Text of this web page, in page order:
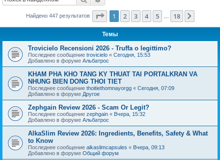
Найдено 447 результатов Страница из 18
1 2 3 4 5 18
Темы
Trovicielo Recensioni 2026 - Truffa o legittimo?
Последнее сообщение trovicielo « Сегодня, 15:53
Добавлено в форуме Альбатрос
KHAM PHA KHO TANG KY THUAT TAI PORTALKRAN VA
NHUNG BIEN DONG THOI TIET
Последнее сообщение thoitiethomnayorgg « Сегодня, 07:09
Добавлено в форуме Другое
Zephgain Review 2026 - Scam Or Legit?
Последнее сообщение zephgain « Вчера, 15:32
Добавлено в форуме Альбатрос
AlkaSlim Review 2026: Ingredients, Benefits, Safety & What
to Know
Последнее сообщение alkaslimcapsules « Вчера, 09:13
Добавлено в форуме Общий форум